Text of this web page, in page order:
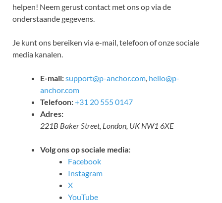
helpen! Neem gerust contact met ons op via de
onderstaande gegevens.
Je kunt ons bereiken via e-mail, telefoon of onze sociale
media kanalen.
E-mail:support@p-anchor.com hello@p-
anchor.com
Telefoon:+31 20 555 0147
Adres:
221B Baker Street, London, UK NW1 6XE
Volg ons op sociale media:
Facebook
Instagram
X
YouTube